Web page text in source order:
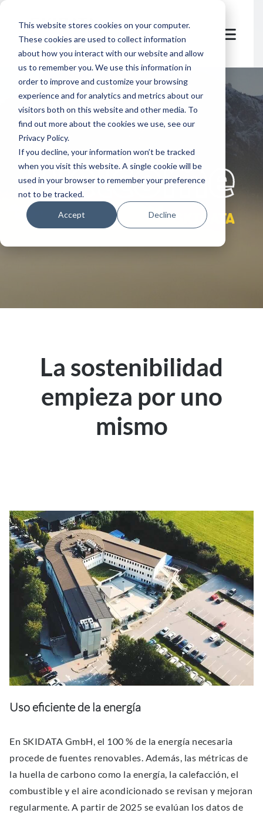
This website stores cookies on your computer.
These cookies are used to collect information
about how you interact with our website and allow
us to remember you. We use this information in
order to improve and customize your browsing
experience and for analytics and metrics about our
visitors both on this website and other media. To
find out more about the cookies we use, see our
Privacy Policy.
If you decline, your information won’t be tracked
when you visit this website. A single cookie will be
used in your browser to remember your preference
not to be tracked.
Accept Decline
let's
welcome
sostenibilidad en SKIDATA
La sostenibilidad
empieza por uno
mismo
Uso eficiente de la energía
En SKIDATA GmbH, el 100 % de la energía necesaria
procede de fuentes renovables. Además, las métricas de
la huella de carbono como la energía, la calefacción, el
combustible y el aire acondicionado se revisan y mejoran
regularmente. A partir de 2025 se evalúan los datos de